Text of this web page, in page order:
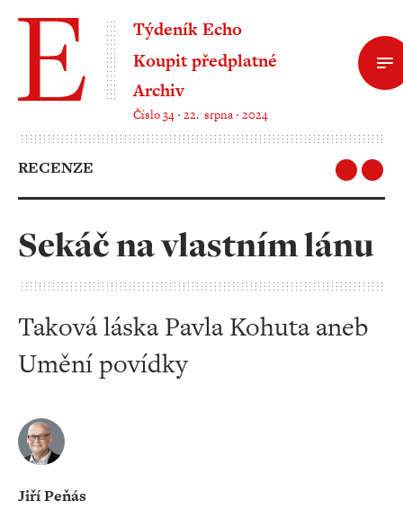
Týdeník Echo
Koupit předplatné
Archiv
Číslo 34 ‧ 22. srpna ‧ 2024
RECENZE
Sekáč na vlastním lánu
Taková láska Pavla Kohuta aneb
Umění povídky
Jiří Peňás